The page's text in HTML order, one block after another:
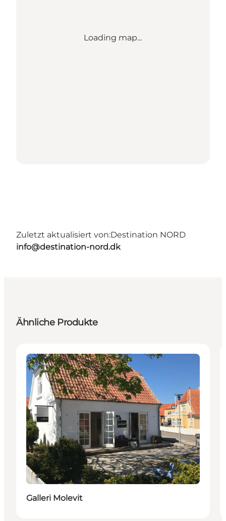
Loading map...
Zuletzt aktualisiert von:Destination NORD
info@destination-nord.dk
Ähnliche Produkte
Attraktionen
Galleri Molevit